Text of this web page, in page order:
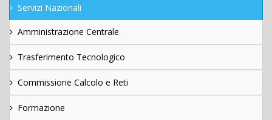
Servizi Nazionali
Amministrazione Centrale
Trasferimento Tecnologico
Commissione Calcolo e Reti
Formazione